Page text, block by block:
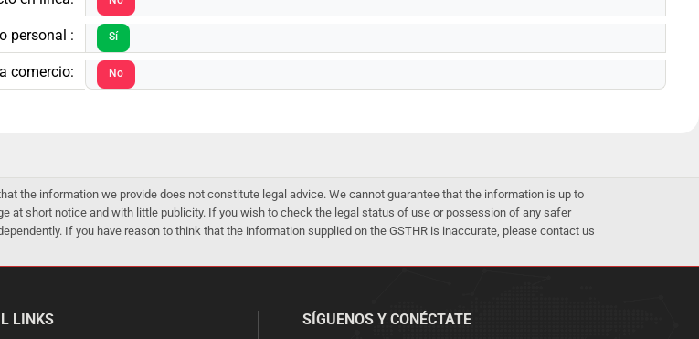
personal : Sí
comercio: No
the information we provide does not constitute legal advice. We cannot guarantee that the information is up to
at short notice and with little publicity. If you wish to check the legal status of use or possession of any safer
If you have reason to think that the information supplied on the GSTHR is inaccurate, please contact us
LINKS SÍGUENOS Y CONÉCTATE